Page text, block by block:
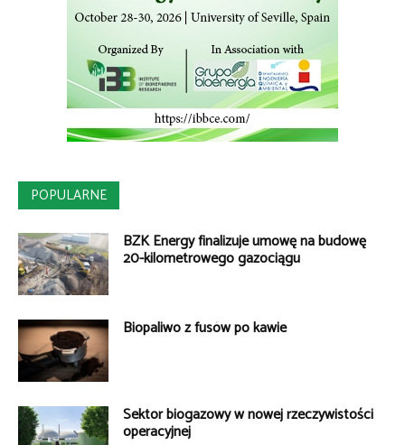
POPULARNE
BZK Energy finalizuje umowę na budowę
20-kilometrowego gazociągu
Biopaliwo z fusów po kawie
Sektor biogazowy w nowej rzeczywistości
operacyjnej